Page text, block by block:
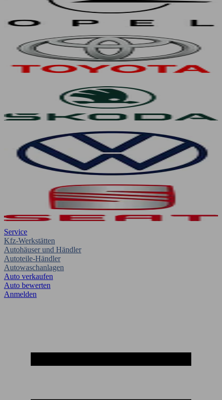
Service
Kfz-Werkstätten
Autohäuser und Händler
Autoteile-Händler
Autowaschanlagen
Auto verkaufen
Auto bewerten
Anmelden